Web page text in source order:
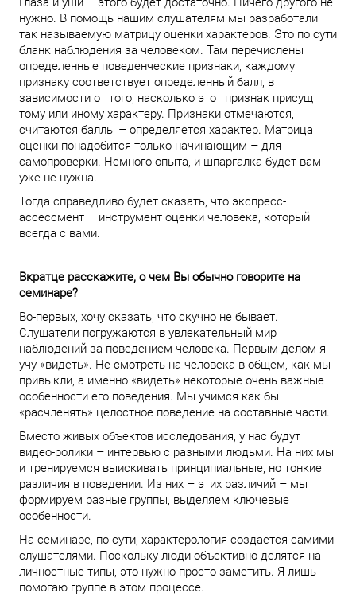
нужно. В помощь нашим слушателям мы разработали
так называемую матрицу оценки характеров. Это по сути
бланк наблюдения за человеком. Там перечислены
определенные поведенческие признаки, каждому
признаку соответствует определенный балл, в
зависимости от того, насколько этот признак присущ
тому или иному характеру. Признаки отмечаются,
считаются баллы – определяется характер. Матрица
оценки понадобится только начинающим – для
самопроверки. Немного опыта, и шпаргалка будет вам
уже не нужна.
Тогда справедливо будет сказать, что экспресс-
ассессмент – инструмент оценки человека, который
всегда с вами.
Вкратце расскажите, о чем Вы обычно говорите на
семинаре?
Во-первых, хочу сказать, что скучно не бывает.
Слушатели погружаются в увлекательный мир
наблюдений за поведением человека. Первым делом я
учу «видеть». Не смотреть на человека в общем, как мы
привыкли, а именно «видеть» некоторые очень важные
особенности его поведения. Мы учимся как бы
«расчленять» целостное поведение на составные части.
Вместо живых объектов исследования, у нас будут
видео-ролики – интервью с разными людьми. На них мы
и тренируемся выискивать принципиальные, но тонкие
различия в поведении. Из них – этих различий – мы
формируем разные группы, выделяем ключевые
особенности.
На семинаре, по сути, характерология создается самими
слушателями. Поскольку люди объективно делятся на
личностные типы, это нужно просто заметить. Я лишь
помогаю группе в этом процессе.